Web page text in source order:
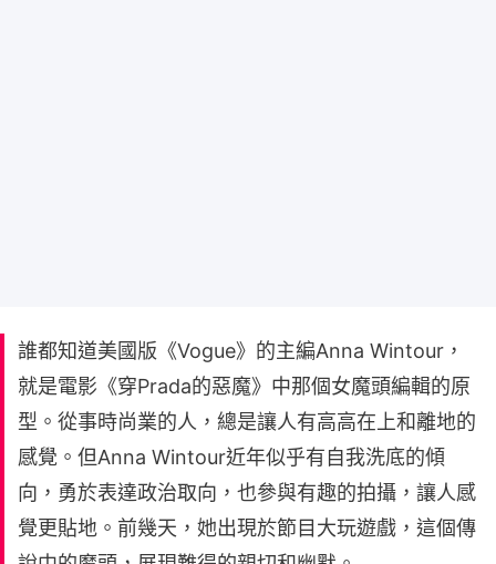
誰都知道美國版《Vogue》的主編Anna Wintour，
就是電影《穿Prada的惡魔》中那個女魔頭編輯的原
型。從事時尚業的人，總是讓人有高高在上和離地的
感覺。但Anna Wintour近年似乎有自我洗底的傾
向，勇於表達政治取向，也參與有趣的拍攝，讓人感
覺更貼地。前幾天，她出現於節目大玩遊戲，這個傳